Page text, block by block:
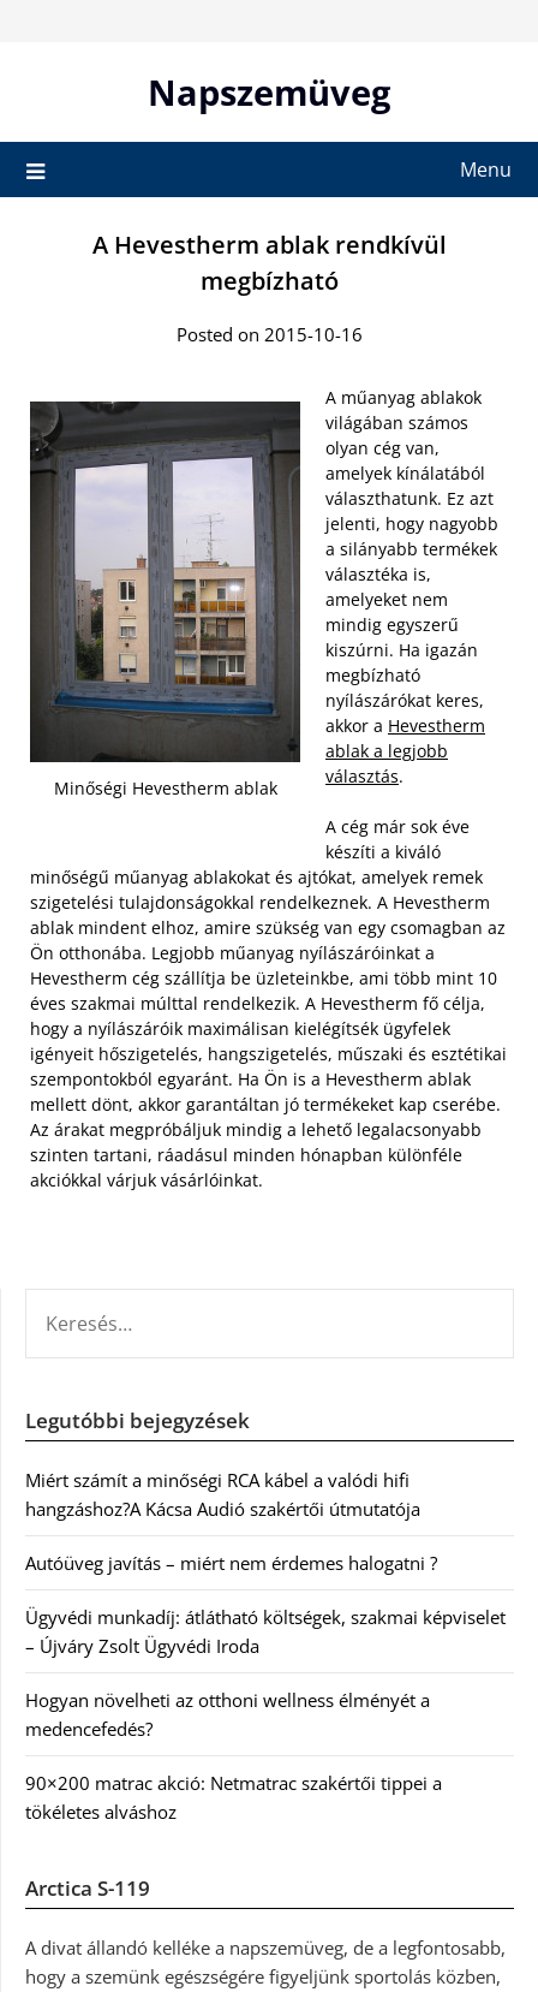
Napszemüveg
Menu
A Hevestherm ablak rendkívül
megbízható
Posted on 2015-10-16
Minőségi Hevestherm ablak
A műanyag ablakok
világában számos
olyan cég van,
amelyek kínálatából
választhatunk. Ez azt
jelenti, hogy nagyobb
a silányabb termékek
választéka is,
amelyeket nem
mindig egyszerű
kiszúrni. Ha igazán
megbízható
nyílászárókat keres,
akkor a Hevestherm
ablak a legjobb
választás.
A cég már sok éve
készíti a kiváló
minőségű műanyag ablakokat és ajtókat, amelyek remek
szigetelési tulajdonságokkal rendelkeznek. A Hevestherm
ablak mindent elhoz, amire szükség van egy csomagban az
Ön otthonába. Legjobb műanyag nyílászáróinkat a
Hevestherm cég szállítja be üzleteinkbe, ami több mint 10
éves szakmai múlttal rendelkezik. A Hevestherm fő célja,
hogy a nyílászáróik maximálisan kielégítsék ügyfelek
igényeit hőszigetelés, hangszigetelés, műszaki és esztétikai
szempontokból egyaránt. Ha Ön is a Hevestherm ablak
mellett dönt, akkor garantáltan jó termékeket kap cserébe.
Az árakat megpróbáljuk mindig a lehető legalacsonyabb
szinten tartani, ráadásul minden hónapban különféle
akciókkal várjuk vásárlóinkat.
Legutóbbi bejegyzések
Miért számít a minőségi RCA kábel a valódi hifi
hangzáshoz?A Kácsa Audió szakértői útmutatója
Autóüveg javítás – miért nem érdemes halogatni ?
Ügyvédi munkadíj: átlátható költségek, szakmai képviselet
– Újváry Zsolt Ügyvédi Iroda
Hogyan növelheti az otthoni wellness élményét a
medencefedés?
90×200 matrac akció: Netmatrac szakértői tippei a
tökéletes alváshoz
Arctica S-119
A divat állandó kelléke a napszemüveg, de a legfontosabb,
hogy a szemünk egészségére figyeljünk sportolás közben,